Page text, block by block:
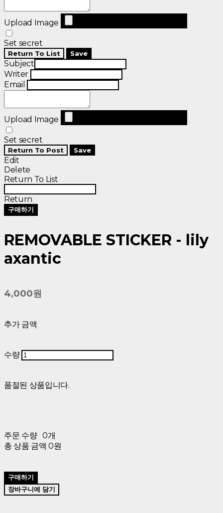
Upload Image
Set secret
Return To List Save
Subject
Writer
Email
Upload Image
Set secret
Return To Post Save
Edit
Delete
Return To List
Return
구매하기
REMOVABLE STICKER - lily
axantic
4,000원
추가 금액
수량
품절된 상품입니다.
주문 수량 0개
총 상품 금액 0원
구매하기
장바구니에 담기